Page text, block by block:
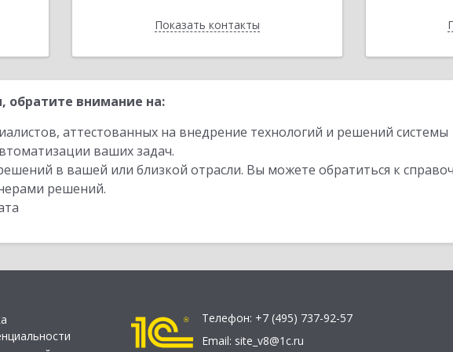
Показать контакты
Назад
внимание на:
аттестованных на внедрение технологий и решений
ваших задач.
в вашей или близкой отрасли. Вы можете обратиться к
решений.
Телефон: +7 (495) 737-92-57
Email: site_v8@1c.ru